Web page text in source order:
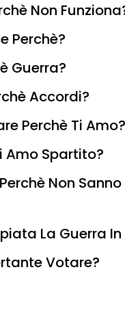
Non
Perchè?
Guerra?
Accordi?
Perchè Ti Amo?
Amo Spartito?
Non
La Guerra
Votare?